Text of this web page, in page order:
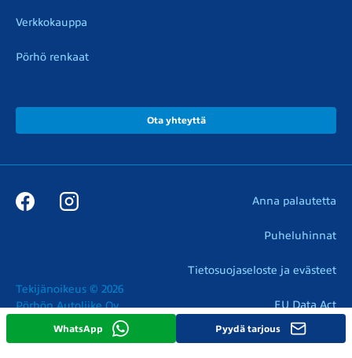
WhatsApp Pyydä tarjous
Verkkokauppa
Pörhö renkaat
Ota yhteyttä
Tekijänoikeus © 2026
Pörhön Autoliike Oy
Anna palautetta
Puheluhinnat
Tietosuojaseloste ja evästeet
EU Data Act